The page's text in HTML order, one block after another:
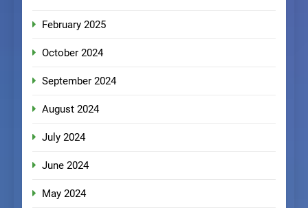
February 2025
October 2024
September 2024
August 2024
July 2024
June 2024
May 2024